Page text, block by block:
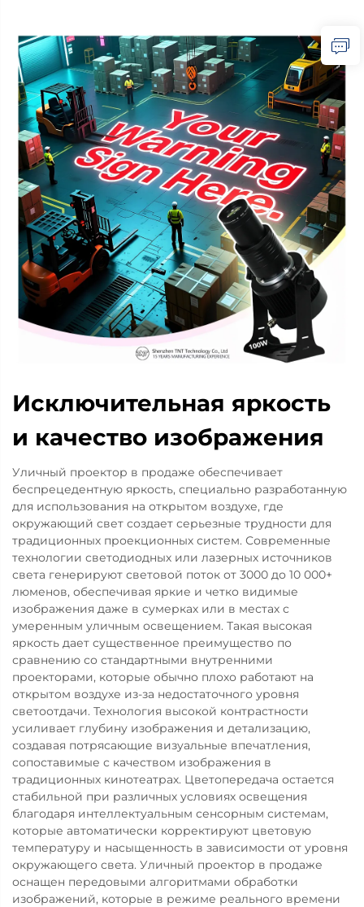
Исключительная яркость
и качество изображения
Уличный проектор в продаже обеспечивает
беспрецедентную яркость, специально разработанную
для использования на открытом воздухе, где
окружающий свет создает серьезные трудности для
традиционных проекционных систем. Современные
технологии светодиодных или лазерных источников
света генерируют световой поток от 3000 до 10 000+
люменов, обеспечивая яркие и четко видимые
изображения даже в сумерках или в местах с
умеренным уличным освещением. Такая высокая
яркость дает существенное преимущество по
сравнению со стандартными внутренними
проекторами, которые обычно плохо работают на
открытом воздухе из-за недостаточного уровня
светоотдачи. Технология высокой контрастности
усиливает глубину изображения и детализацию,
создавая потрясающие визуальные впечатления,
сопоставимые с качеством изображения в
традиционных кинотеатрах. Цветопередача остается
стабильной при различных условиях освещения
благодаря интеллектуальным сенсорным системам,
которые автоматически корректируют цветовую
температуру и насыщенность в зависимости от уровня
окружающего света. Уличный проектор в продаже
оснащен передовыми алгоритмами обработки
изображений, которые в режиме реального времени